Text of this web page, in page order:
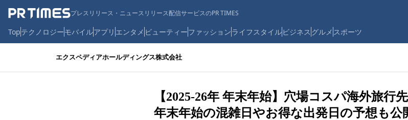
プレスリリース・ニュースリリース配信サービスのPR TIMES
Topテクノロジーモバイルアプリ エンタメ ビューティーファッションライフスタイルビジネス グルメ スポーツ
エクスペディアホールディングス株式会社
【2025-26年 年末年始】穴場コスパ海外旅
年末年始の混雑日やお得な出発日の予想も公